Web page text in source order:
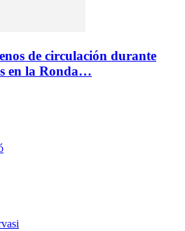
de circulación durante
en la Ronda…